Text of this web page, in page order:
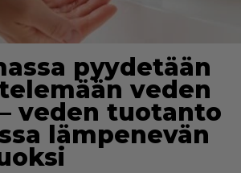
pyydetään
veden
veden tuotanto
lämpenevän